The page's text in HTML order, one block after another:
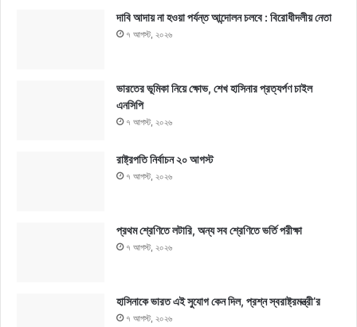
দাবি আদায় না হওয়া পর্যন্ত আন্দোলন চলবে : বিরোধীদলীয় নেতা
৭ আগস্ট, ২০২৬
ভারতের ভূমিকা নিয়ে ক্ষোভ, শেখ হাসিনার প্রত্যর্পণ চাইল
এনসিপি
৭ আগস্ট, ২০২৬
রাষ্ট্রপতি নির্বাচন ২০ আগস্ট
৭ আগস্ট, ২০২৬
প্রথম শ্রেণিতে লটারি, অন্য সব শ্রেণিতে ভর্তি পরীক্ষা
৭ আগস্ট, ২০২৬
হাসিনাকে ভারত এই সুযোগ কেন দিল, প্রশ্ন স্বরাষ্ট্রমন্ত্রী’র
৭ আগস্ট, ২০২৬